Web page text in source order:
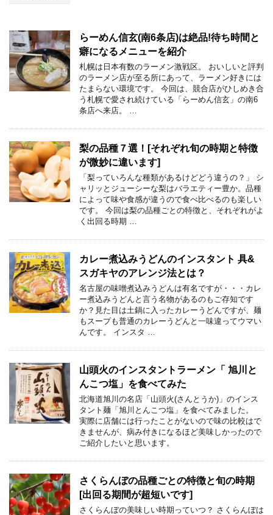
らーめん信玄(南6条店)は絶品!待ち時間と
癖になるメニューを紹介
札幌は日本有数のラーメン激戦区。 おいしいと評判
のラーメン店が至る所にあって、ラーメン好きには
たまらない環境です。 今回は、競合店がひしめき合
う札幌で愛され続けている「らーめん信玄」の南6
条店へ来店。 …
梨の品種７選！[それぞれ旬の時期と特徴
が微妙に違います]
「梨っていろんな種類があるけどどう違うの？」 シ
ャリッとジューシーな梨はバラエティー豊か。品種
によって味や食感が違うので食べ比べるのも楽しい
です。 今回は梨の品種ごとの特徴と、それぞれがよ
く出回る時期 …
カレー煮込みうどんのインスタント 具&
スガキヤのアレンジ法とは？
名古屋の味噌煮込みうどんは有名ですが・・・カレ
ー煮込みうどんと言う名物があるのもご存知です
か？見た目は土鍋に入ったカレーうどんですが、麺
もスープも普通のカレーうどんと一味違ってウマい
んです。 インスタ …
山頭火のインスタントラーメン「 旭川と
んこつ塩」を食べてみた
北海道旭川の名店「山頭火(さんとうか)」のインス
タント麺「旭川とんこつ塩」を食べてみました。
実際に店舗には行ったことがないので味の比較はで
きませんが、病み付きになるほど美味しかったので
ご紹介したいと思います。
さくらんぼの品種ごとの特徴と旬の時期
[出回る期間が超短いです]
さくらんぼの美味しい時期っていつ？ さくらんぼは